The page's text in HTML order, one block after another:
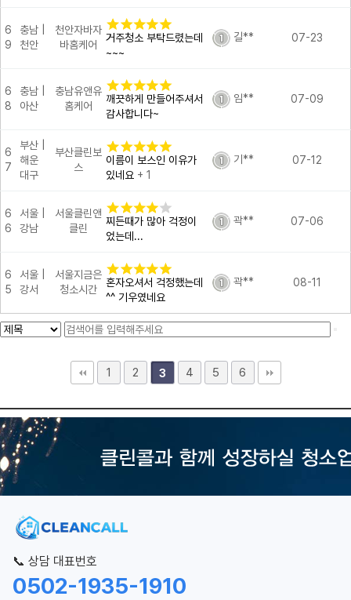
6
9
충남 |
천안
천안자바자
바홈케어
거주청소 부탁드렸는데
~~~
길** 07-23
6
8
충남 |
아산
충남유앤유
홈케어
깨끗하게 만들어주셔서
감사합니다~
임** 07-09
6
7
부산 |
해운
대구
부산클린보
스
이름이 보스인 이유가
있네요 + 1
기** 07-12
6
6
서울 |
강남
서울클린앤
클린
찌든때가 많아 걱정이
었는데...
곽** 07-06
6
5
서울 |
강서
서울지금은
청소시간
혼자오셔서 걱정했는데
^^ 기우였네요
곽** 08-11
1 2 3 4 5 6
📞 상담 대표번호
0502-1935-1910